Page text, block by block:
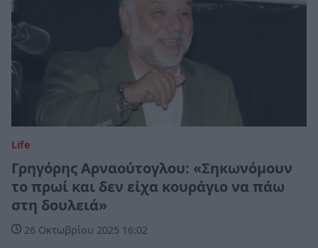
Life
Γρηγόρης Αρναούτογλου: «Σηκωνόμουν
το πρωί και δεν είχα κουράγιο να πάω
στη δουλειά»
26 Οκτωβρίου 2025 16:02